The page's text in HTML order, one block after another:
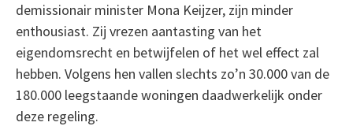
demissionair minister Mona Keijzer, zijn minder
enthousiast. Zij vrezen aantasting van het
eigendomsrecht en betwijfelen of het wel effect zal
hebben. Volgens hen vallen slechts zo’n 30.000 van de
180.000 leegstaande woningen daadwerkelijk onder
deze regeling.